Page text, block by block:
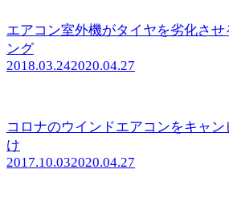
エアコン室外機がタイヤを劣化さ
ング
2018.03.242020.04.27
コロナのウインドエアコンをキャ
け
2017.10.032020.04.27